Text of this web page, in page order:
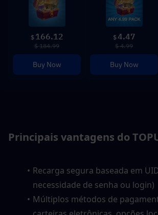
$ 166.12
$ 184.99
Buy Now
$4.47
$ 4.99
Buy Now
Principais vantagens do
Recarga segura baseada em
necessidade de senha ou login)
Múltiplos métodos de